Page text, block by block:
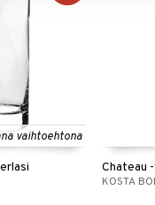
vaihtoehtona
KOSTA